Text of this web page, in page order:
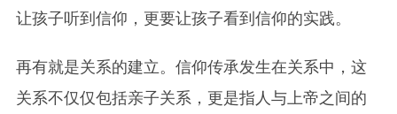
让孩子听到信仰，更要让孩子看到信仰的实践。
再有就是关系的建立。信仰传承发生在关系中，这
关系不仅仅包括亲子关系，更是指人与上帝之间的